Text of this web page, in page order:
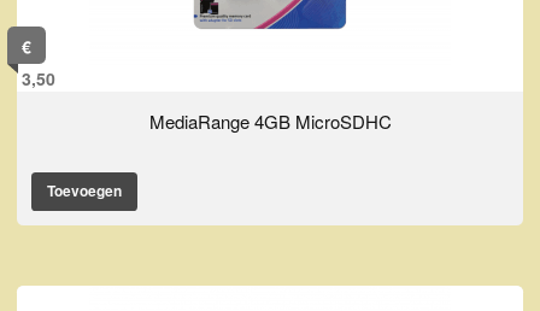
€
3,50
MediaRange 4GB MicroSDHC
Toevoegen